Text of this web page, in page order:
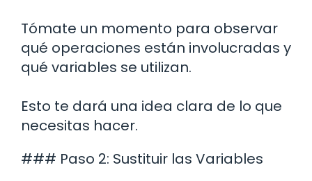
Tómate un momento para observar
qué operaciones están involucradas y
qué variables se utilizan.
Esto te dará una idea clara de lo que
necesitas hacer.
### Paso 2: Sustituir las Variables